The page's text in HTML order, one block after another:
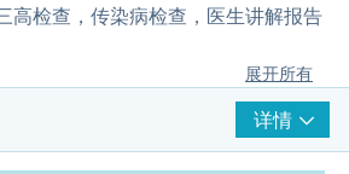
高检查，传染病检查，医生讲解报告
展开所有
详情